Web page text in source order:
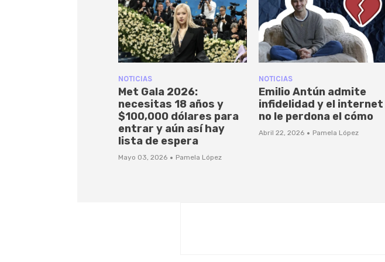
NOTICIAS
Met Gala 2026:
necesitas 18 años y
$100,000 dólares para
entrar y aún así hay
lista de espera
Mayo 03, 2026 · Pamela López
NOTICIAS
Emilio Antún admite
infidelidad y el internet
no le perdona el cómo
Abril 22, 2026 · Pamela López